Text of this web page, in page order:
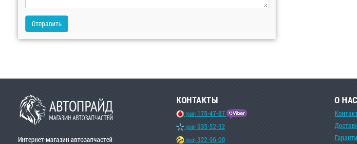
Отправить
Интернет-магазин автозапчастей
КОНТАКТЫ
(099) 175-47-87
(068) 935-52-32
(063) 322-96-00
О НАС